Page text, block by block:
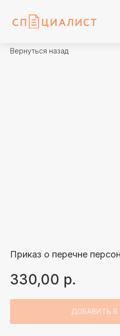
Вернуться назад
Приказ о перечне
330,00 р.
ДОБАВИТЬ В